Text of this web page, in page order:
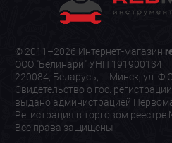
© 2011–2026 Интернет-магазин
ООО "Белинари" УНП 191900134
220084, Беларусь, г. Минск, ул.
Свидетельство о гос.
выдано администрацией
Регистрация в торговом
Все права защищены